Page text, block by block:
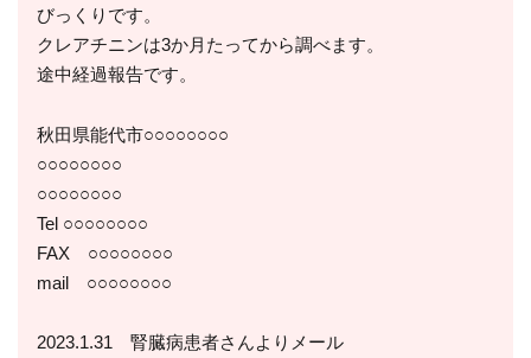
びっくりです。
クレアチニンは3か月たってから調べます。
途中経過報告です。
秋田県能代市○○○○○○○○
○○○○○○○○
○○○○○○○○
Tel ○○○○○○○○
FAX ○○○○○○○○
mail ○○○○○○○○
2023.1.31 腎臓病患者さんよりメール